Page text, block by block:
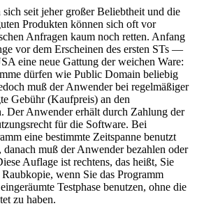
seit jeher großer Beliebtheit und die
Produkten können sich oft vor
Anfragen kaum noch retten. Anfang
vor dem Erscheinen des ersten STs —
eine neue Gattung der weichen Ware:
dürfen wie Public Domain beliebig
muß der Anwender bei regelmäßiger
Gebühr (Kaufpreis) an den
Der Anwender erhält durch Zahlung der
für die Software. Bei
eine bestimmte Zeitspanne benutzt
muß der Anwender bezahlen oder
Auflage ist rechtens, das heißt, Sie
wenn Sie das Programm
Testphase benutzen, ohne die
zu haben.